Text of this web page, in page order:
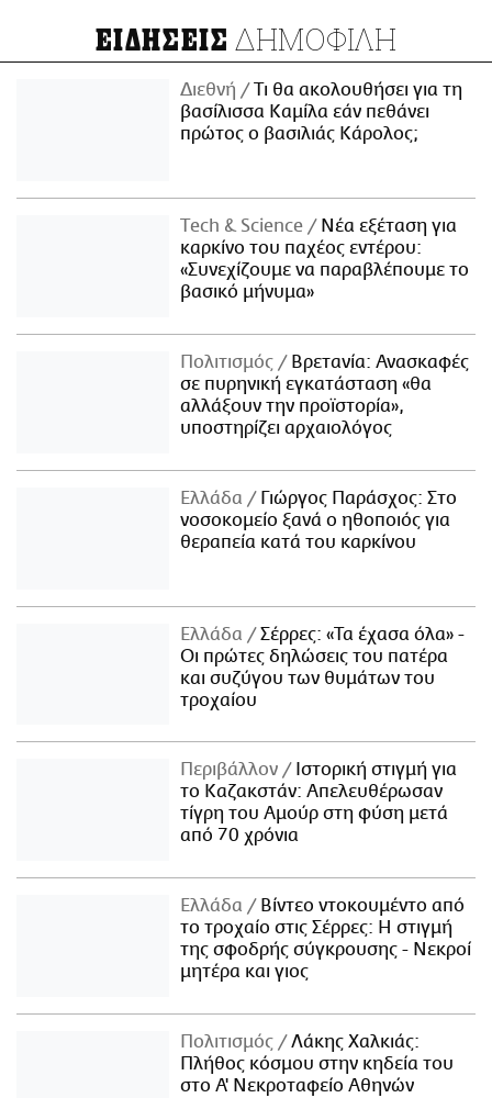
ΕΙΔΗΣΕΙΣ ΔΗΜΟΦΙΛΗ
Διεθνή
Τι θα ακολουθήσει για τη
βασίλισσα Καμίλα εάν πεθάνει
πρώτος ο βασιλιάς Κάρολος;
Τech & Science
Νέα εξέταση για
καρκίνο του παχέος εντέρου:
«Συνεχίζουμε να παραβλέπουμε το
βασικό μήνυμα»
Πολιτισμός
Βρετανία: Ανασκαφές
σε πυρηνική εγκατάσταση «θα
αλλάξουν την προϊστορία»,
υποστηρίζει αρχαιολόγος
Ελλάδα
Γιώργος Παράσχος: Στο
νοσοκομείο ξανά ο ηθοποιός για
θεραπεία κατά του καρκίνου
Ελλάδα
Σέρρες: «Τα έχασα όλα» -
Οι πρώτες δηλώσεις του πατέρα
και συζύγου των θυμάτων του
τροχαίου
Περιβάλλον
Ιστορική στιγμή για
το Καζακστάν: Απελευθέρωσαν
τίγρη του Αμούρ στη φύση μετά
από 70 χρόνια
Ελλάδα
Βίντεο ντοκουμέντο από
το τροχαίο στις Σέρρες: Η στιγμή
της σφοδρής σύγκρουσης - Νεκροί
μητέρα και γιος
Πολιτισμός
Λάκης Χαλκιάς:
Πλήθος κόσμου στην κηδεία του
στο Α' Νεκροταφείο Αθηνών